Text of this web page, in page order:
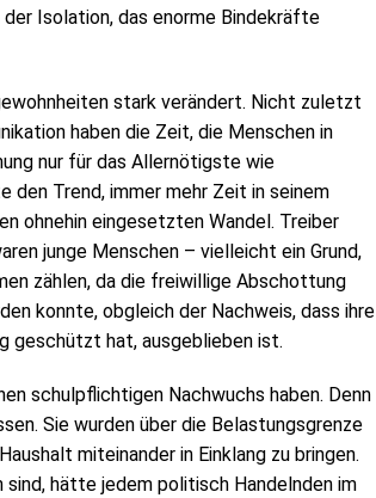
Isolation, das enorme Bindekräfte
stark verändert. Nicht zuletzt
haben die Zeit, die Menschen in
nur für das Allernötigste wie
Trend, immer mehr Zeit in seinem
ohnehin eingesetzten Wandel. Treiber
junge Menschen – vielleicht ein Grund,
zählen, da die freiwillige Abschottung
konnte, obgleich der Nachweis, dass ihre
geschützt hat, ausgeblieben ist.
schulpflichtigen Nachwuchs haben. Denn
Sie wurden über die Belastungsgrenze
miteinander in Einklang zu bringen.
hätte jedem politisch Handelnden im